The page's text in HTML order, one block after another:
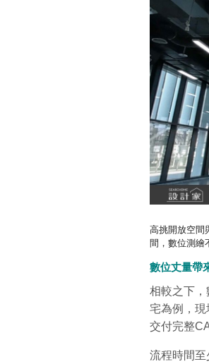
高挑開放空間
間，數位測繪
數位丈量帶
相較之下
宅為例，現
交付完整
流程時間